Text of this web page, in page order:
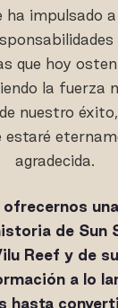
ha impulsado
que hoy
la fuerza
nuestro
estaré
agradecida.
ofrecernos
de Sun
Reef y de su
a lo
hasta